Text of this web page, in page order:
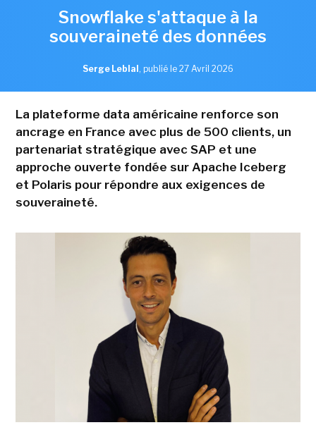
Snowflake s'attaque à la
souveraineté des données
Serge Leblal , publié le 27 Avril 2026
La plateforme data américaine renforce son
ancrage en France avec plus de 500 clients, un
partenariat stratégique avec SAP et une
approche ouverte fondée sur Apache Iceberg
et Polaris pour répondre aux exigences de
souveraineté.